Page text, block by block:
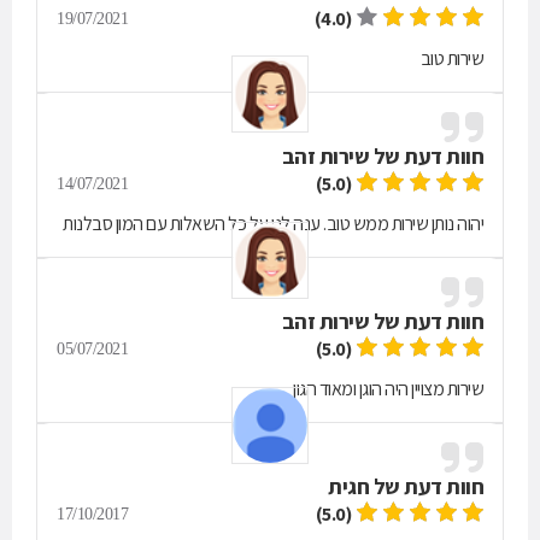
(4.0)
19/07/2021
שירות טוב
חוות דעת של שירות זהב
(5.0)
14/07/2021
יהוה נותן שירות ממש טוב. ענה לנו על כל השאלות עם המון סבלנות
חוות דעת של שירות זהב
(5.0)
05/07/2021
שירות מצויין היה הוגן ומאוד הגון
חוות דעת של חגית
(5.0)
17/10/2017